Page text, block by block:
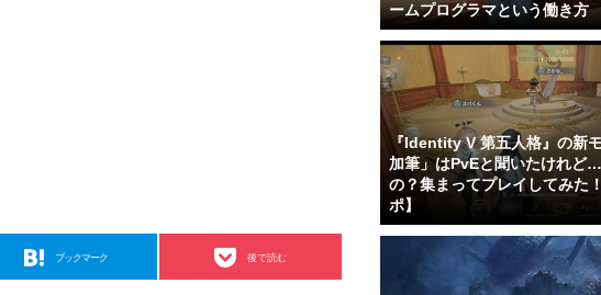
ブックマーク 後で読む
ームプログラマという働き方
『Identity V 第五人格』の新
加筆」はPvEと聞いたけれ
の？集まってプレイしてみた
ポ】